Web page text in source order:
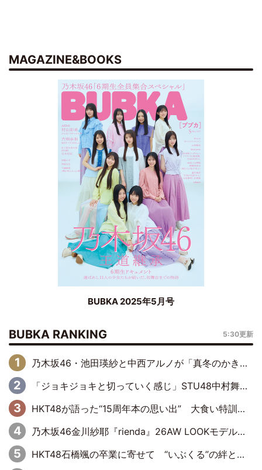
MAGAZINE&BOOKS
BUBKA 2025年5月号
BUBKA RANKING 5:30更新
乃木坂46・池田瑛紗と中西アルノが「真冬のかき氷」騒動で火花散らす！ 因縁の裏にあるのは、逆境をともに“凌”ぐ似た者同士の絆
「ジョキジョキと切っていく感じ」STU48中村舞、新しい挑戦は自らの手で
HKT48が語った“15周年本の思い出” 大食い特訓・守護霊企画・制服グラビア…盛りだくさんの裏話
乃木坂46金川紗耶『rienda』26AW LOOKモデルに就任
HKT48石橋颯の卒業に寄せて “いぶくる”の絆と後輩・龍頭綺音の決意